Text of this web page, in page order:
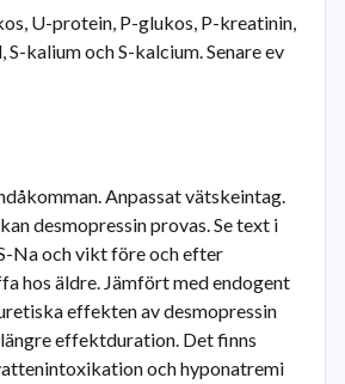
U-protein, P-glukos, P-kreatinin,
kalium och S-kalcium. Senare ev
Anpassat vätskeintag.
desmopressin provas. Se text i
Na och vikt före och efter
hos äldre. Jämfört med endogent
effekten av desmopressin
effektduration. Det finns
och hyponatremi